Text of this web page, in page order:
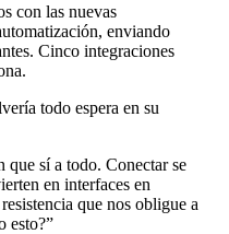
con las nuevas
enviando
Cinco integraciones
todo espera en su
que sí a todo. Conectar se
en interfaces en
que nos obligue a
esto?”